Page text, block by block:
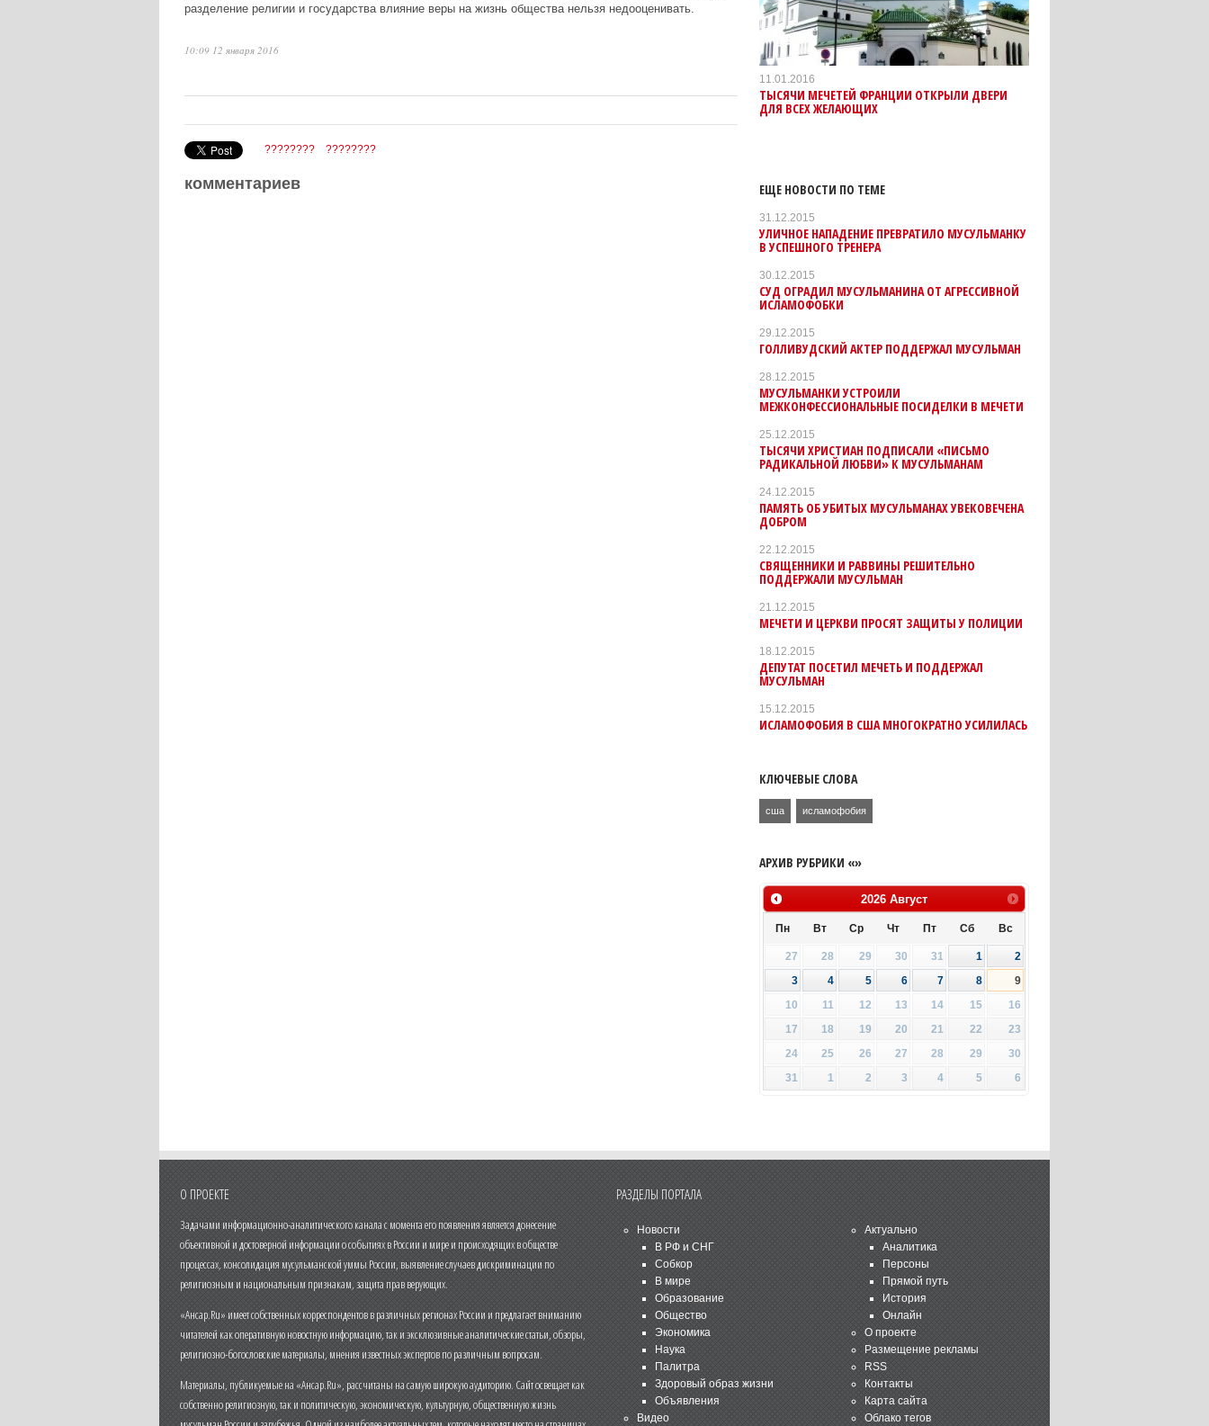
разделение религии и государства влияние веры на жизнь общества нельзя недооценивать.
10:09 12 января 2016
???????? ????????
комментариев
11.01.2016
ТЫСЯЧИ МЕЧЕТЕЙ ФРАНЦИИ ОТКРЫЛИ ДВЕРИ
ДЛЯ ВСЕХ ЖЕЛАЮЩИХ
ЕЩЕ НОВОСТИ ПО ТЕМЕ
31.12.2015
УЛИЧНОЕ НАПАДЕНИЕ ПРЕВРАТИЛО МУСУЛЬМАНКУ
В УСПЕШНОГО ТРЕНЕРА
30.12.2015
СУД ОГРАДИЛ МУСУЛЬМАНИНА ОТ АГРЕССИВНОЙ
ИСЛАМОФОБКИ
29.12.2015
ГОЛЛИВУДСКИЙ АКТЕР ПОДДЕРЖАЛ МУСУЛЬМАН
28.12.2015
МУСУЛЬМАНКИ УСТРОИЛИ
МЕЖКОНФЕССИОНАЛЬНЫЕ ПОСИДЕЛКИ В МЕЧЕТИ
25.12.2015
ТЫСЯЧИ ХРИСТИАН ПОДПИСАЛИ «ПИСЬМО
РАДИКАЛЬНОЙ ЛЮБВИ» К МУСУЛЬМАНАМ
24.12.2015
ПАМЯТЬ ОБ УБИТЫХ МУСУЛЬМАНАХ УВЕКОВЕЧЕНА
ДОБРОМ
22.12.2015
СВЯЩЕННИКИ И РАВВИНЫ РЕШИТЕЛЬНО
ПОДДЕРЖАЛИ МУСУЛЬМАН
21.12.2015
МЕЧЕТИ И ЦЕРКВИ ПРОСЯТ ЗАЩИТЫ У ПОЛИЦИИ
18.12.2015
ДЕПУТАТ ПОСЕТИЛ МЕЧЕТЬ И ПОДДЕРЖАЛ
МУСУЛЬМАН
15.12.2015
ИСЛАМОФОБИЯ В США МНОГОКРАТНО УСИЛИЛАСЬ
КЛЮЧЕВЫЕ СЛОВА
сша исламофобия
АРХИВ РУБРИКИ «»
2026 Август
Пн Вт Ср Чт Пт Сб Вс
27 28 29 30 31 1
2
3
4 5 6 7 8
9
10
11 12 13 14 15
16
17
18 19 20 21 22
23
24
25 26 27 28 29
30
31
1 2 3 4 5 6
О ПРОЕКТЕ
Задачами информационно-аналитического канала с момента его появления является донесение
объективной и достоверной информации о событиях в России и мире и происходящих в обществе
процессах, консолидация мусульманской уммы России, выявление случаев дискриминации по
религиозным и национальным признакам, защита прав верующих.
«Ансар.Ru» имеет собственных корреспондентов в различных регионах России и предлагает вниманию
читателей как оперативную новостную информацию, так и эксклюзивные аналитические статьи, обзоры,
религиозно-богословские материалы, мнения известных экспертов по различным вопросам.
Материалы, публикуемые на «Ансар.Ru», рассчитаны на самую широкую аудиторию. Сайт освещает как
собственно религиозную, так и политическую, экономическую, культурную, общественную жизнь
РАЗДЕЛЫ ПОРТАЛА
Новости
В РФ и СНГ
Собкор
В мире
Образование
Общество
Экономика
Наука
Палитра
Здоровый образ жизни
Объявления
Видео
Актуально
Аналитика
Персоны
Прямой путь
История
Онлайн
О проекте
Размещение рекламы
RSS
Контакты
Карта сайта
Облако тегов